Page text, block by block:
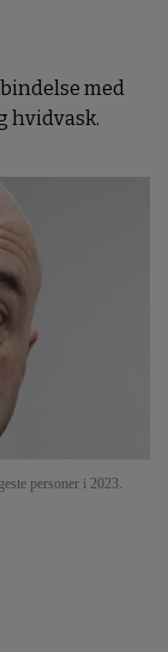
med
hvidvask.
personer i 2023.